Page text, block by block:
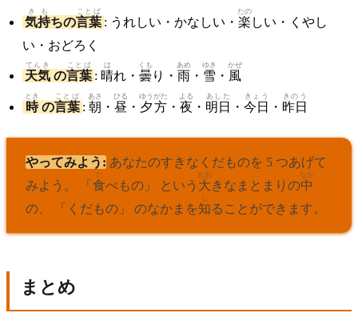
気持
きも
ちの言葉
ことば
: うれしい・かなしい・ 楽
たの
しい・くやし
い・おどろく
天気
てんき
の言葉
ことば
: 晴
は
れ・ 曇
くも
り・ 雨
あめ
・ 雪
ゆき
・ 風
かぜ
時
とき
の言葉
ことば
: 朝
あさ
・ 昼
ひる
・ 夕方
ゆうがた
・ 夜
よる
・ 明日
あした
・ 今日
きょう
・ 昨日
きのう
やってみよう: あなたのすきなくだものを 5 つあげて
みよう。 「 食
た
べもの」 という 大
おお
きなまとまりの中
なか
の、 「くだもの」 のなかまを知
し
ることができます。
まとめ